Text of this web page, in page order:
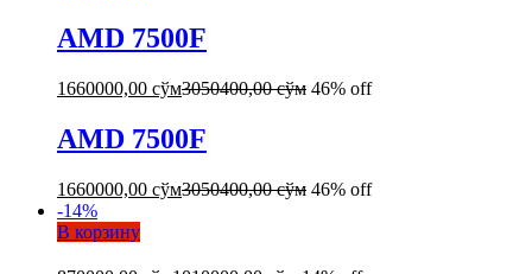
AMD 7500F
1660000,00 сўм3050400,00сўм 46% off
AMD 7500F
1660000,00 сўм3050400,00сўм 46% off
-14%
В корзину